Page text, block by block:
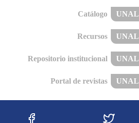
Catálogo UNAL
Recursos UNAL
Repositorio institucional UNAL
Portal de revistas UNAL